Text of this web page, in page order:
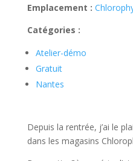
Emplacement :
Catégories :
Atelier-démo
Gratuit
Nantes
Depuis la rentrée, j’ai le
dans les magasins